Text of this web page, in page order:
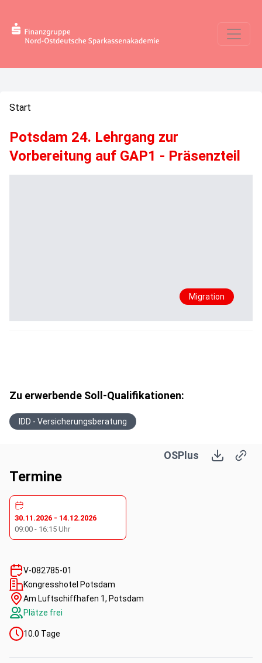
Start
Potsdam 24. Lehrgang zur
Vorbereitung auf GAP1 - Präsenzteil
Migration
Zu erwerbende Soll-Qualifikationen:
IDD - Versicherungsberatung
OSPlus
Termine
30.11.2026 - 14.12.2026
09:00 - 16:15 Uhr
V-082785-01
Kongresshotel Potsdam
Am Luftschiffhafen 1, Potsdam
Plätze frei
10.0 Tage